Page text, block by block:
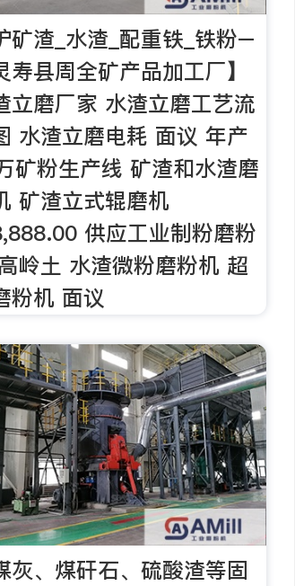
矿渣_水渣_配重铁_铁粉–
寿县周全矿产品加工厂】
立磨厂家 水渣立磨工艺流
水渣立磨电耗 面议 年产
矿粉生产线 矿渣和水渣磨
矿渣立式辊磨机
供应工业制粉磨粉
岭土 水渣微粉磨粉机 超
粉机 面议
灰、煤矸石、硫酸渣等固